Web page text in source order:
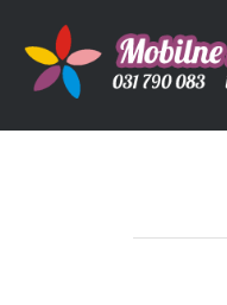
content
Mobilne hišice